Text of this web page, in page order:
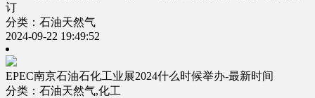
订
分类：石油天然气
2024-09-22 19:49:52
EPEC南京石油石化工业展2024什么时候举办-最新时间
分类：石油天然气,化工